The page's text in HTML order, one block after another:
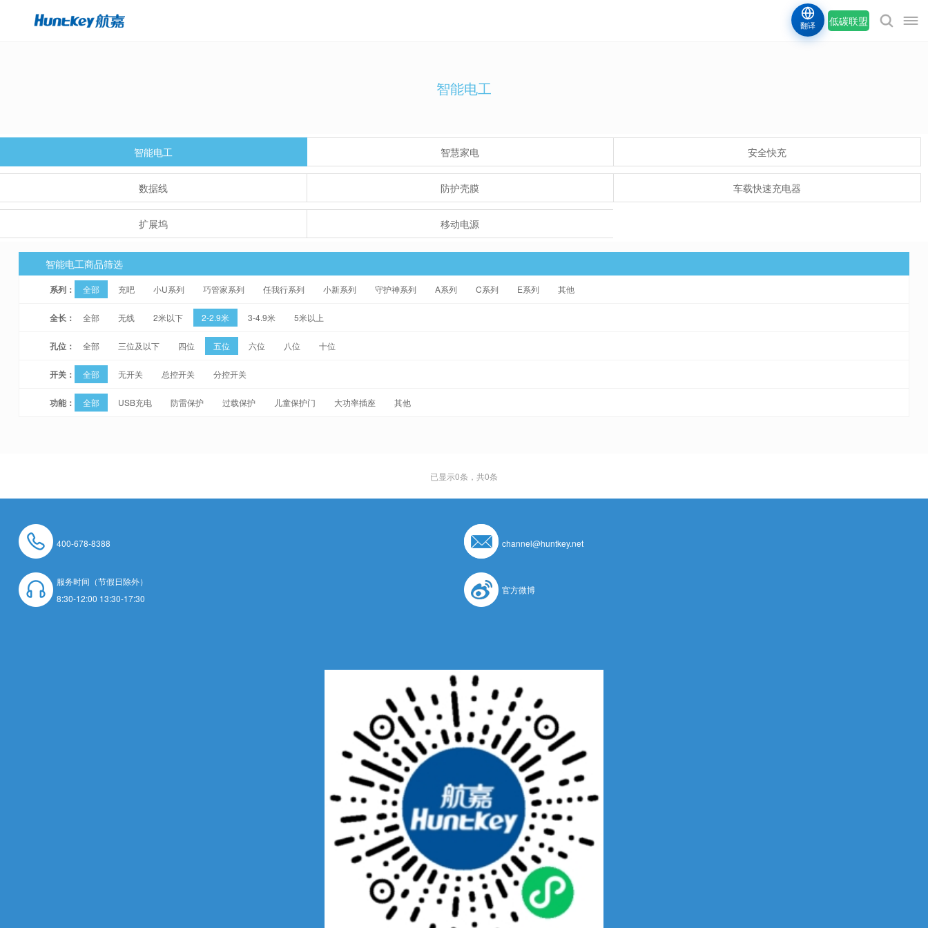
低碳联盟
翻译
智能电工
智能电工 智慧家电 安全快充
数据线 防护壳膜 车载快速充电器
扩展坞 移动电源
智能电工商品筛选
系列： 全部 充吧 小U系列 巧管家系列 任我行系列 小新系列 守护神系列 A系列 C系列 E系列 其他
全长： 全部 无线 2米以下 2-2.9米 3-4.9米 5米以上
孔位： 全部 三位及以下 四位 五位 六位 八位 十位
开关： 全部 无开关 总控开关 分控开关
功能： 全部 USB充电 防雷保护 过载保护 儿童保护门 大功率插座 其他
已显示0条，共0条
400-678-8388 channel@huntkey.net
服务时间（节假日除外）
8:30-12:00 13:30-17:30
官方微博